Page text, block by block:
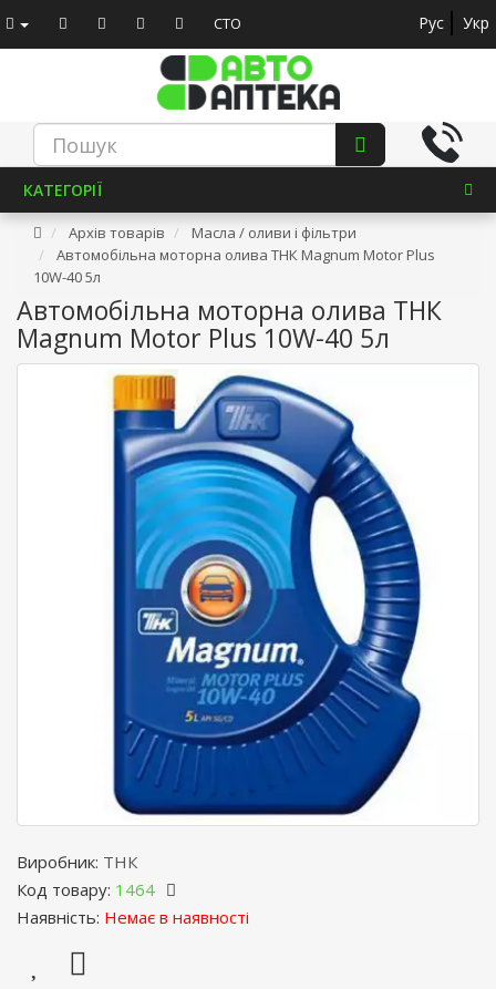
СТО Рус Укр
КАТЕГОРІЇ
Архів товарів
Масла / оливи і фільтри
Автомобільна моторна олива ТНК Magnum Motor Plus
10W-40 5л
Автомобільна моторна олива ТНК
Magnum Motor Plus 10W-40 5л
Виробник: ТНК
Код товару: 1464
Наявність: Немає в наявності